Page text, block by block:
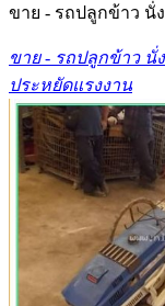
ขาย - รถปลูกข้าว นั่
ขาย - รถปลูกข้าว นั่
ประหยัดแรงงาน